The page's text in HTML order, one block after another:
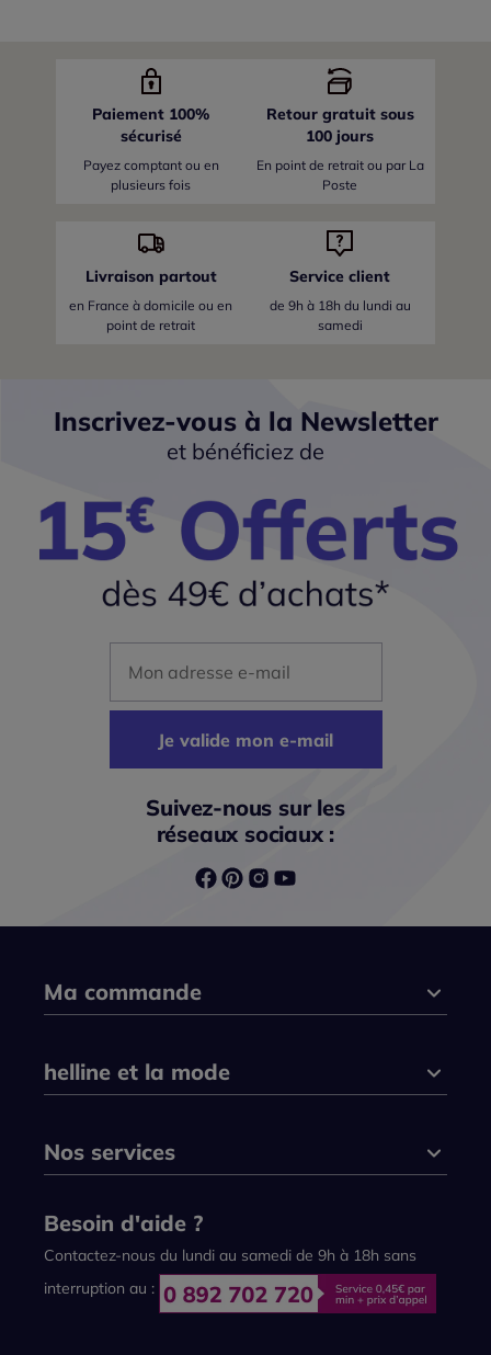
Paiement 100%
sécurisé
Payez comptant ou en
plusieurs fois
Retour gratuit sous
100 jours
En point de retrait ou par La
Poste
Livraison partout
en France à domicile ou en
point de retrait
Service client
de 9h à 18h du lundi au
samedi
Inscrivez-vous à la Newsletter
et bénéficiez de
Je valide mon e-mail
Suivez-nous sur les
réseaux sociaux :
Ma commande
helline et la mode
Nos services
Besoin d'aide ?
Contactez-nous du lundi au samedi de 9h à 18h sans
interruption au :